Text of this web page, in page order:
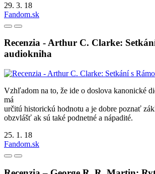
29. 3. 18
Fandom.sk
Recenzia - Arthur C. Clarke:
audiokniha
Vzhľadom na to, že ide o doslova kanonické
má
určitú historickú hodnotu a je dobre poznať
obzvlášť ak sú také podnetné a nápadité.
25. 1. 18
Fandom.sk